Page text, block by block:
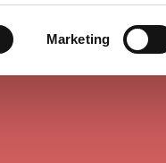
Marketing